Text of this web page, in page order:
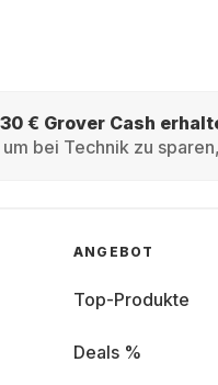
€ Grover Cash
bei Technik zu
ANGEBOT
Top-Produkte
Deals %